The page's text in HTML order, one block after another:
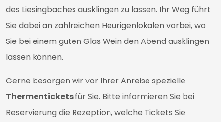
des Liesingbaches ausklingen zu lassen. Ihr Weg führt
Sie dabei an zahlreichen Heurigenlokalen vorbei, wo
Sie bei einem guten Glas Wein den Abend ausklingen
lassen können.
Gerne besorgen wir vor Ihrer Anreise spezielle
Thermenticketsfür Sie. Bitte informieren Sie bei
Reservierung die Rezeption, welche Tickets Sie